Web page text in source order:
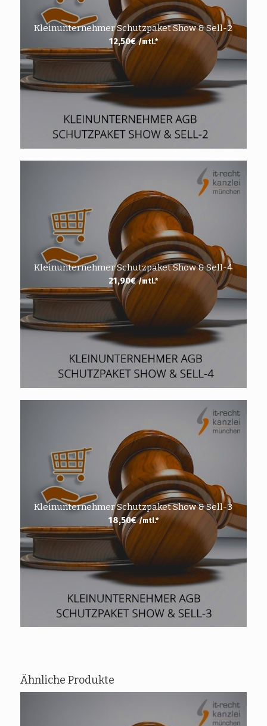
Kleinunternehmer Schutzpaket Show & Sell-2
12,50€ /mtl.*
Kleinunternehmer Schutzpaket Show & Sell-4
21,90€ /mtl.*
Kleinunternehmer Schutzpaket Show & Sell-3
18,50€ /mtl.*
Ähnliche Produkte